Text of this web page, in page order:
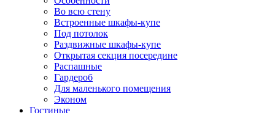
Во всю стену
Встроенные шкафы-купе
Под потолок
Раздвижные шкафы-купе
Открытая секция посередине
Распашные
Гардероб
Для маленького помещения
Эконом
Гостиные